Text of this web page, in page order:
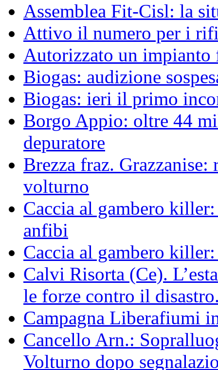
Assemblea Fit-Cisl: la
Attivo il numero per i
Autorizzato un
Biogas: audizione
Biogas: ieri il primo
Borgo Appio: oltre 44
depuratore
Brezza fraz.
volturno
Caccia al gambero
anfibi
Caccia al gambero
Calvi Risorta (Ce).
le forze contro il
Campagna Liberafiumi
Cancello Arn.:
Volturno dopo